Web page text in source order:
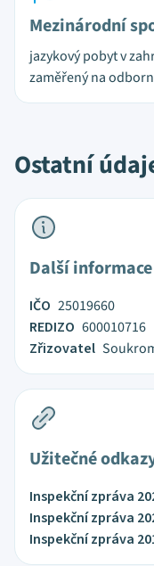
Mezinárodní
jazykový pobyt v
zaměřený na
Ostatní
Další informace
IČO 25019660
REDIZO 600010716
Zřizovatel
Užitečné
Inspekční zpráva
Inspekční zpráva
Inspekční zpráva